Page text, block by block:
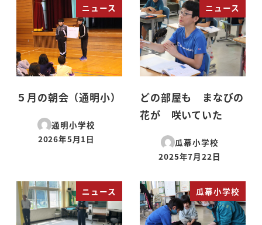
ニュース
５月の朝会（通明小）
通明小学校
投稿日
2026年5月1日
ニュース
どの部屋も まなびの
花が 咲いていた
瓜幕小学校
投稿日
2025年7月22日
ニュース 瓜幕小学校